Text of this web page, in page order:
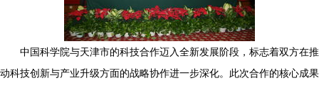
中国科学院与天津市的科技合作迈入全新发展阶段，标志着双方在推
动科技创新与产业升级方面的战略协作进一步深化。此次合作的核心成果